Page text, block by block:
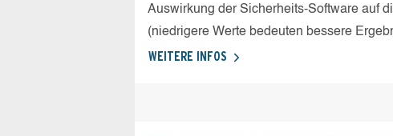
Auswirkung der Sicherheits-Software auf
(niedrigere Werte bedeuten bessere
WEITERE INFOS